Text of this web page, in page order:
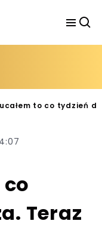
to co tydzień
Teraz